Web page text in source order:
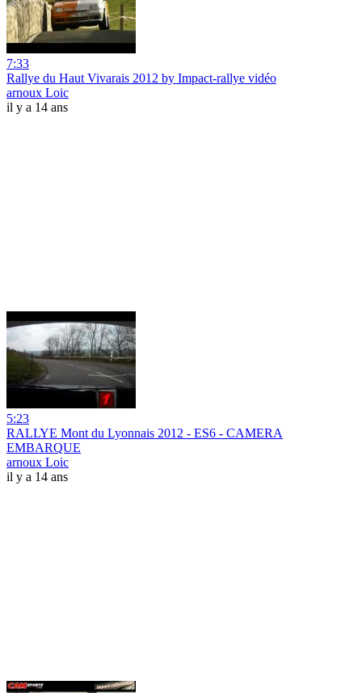
7:33
Rallye du Haut Vivarais 2012 by Impact-rallye vidéo
arnoux Loic
il y a 14 ans
5:23
RALLYE Mont du Lyonnais 2012 - ES6 - CAMERA
EMBARQUE
arnoux Loic
il y a 14 ans